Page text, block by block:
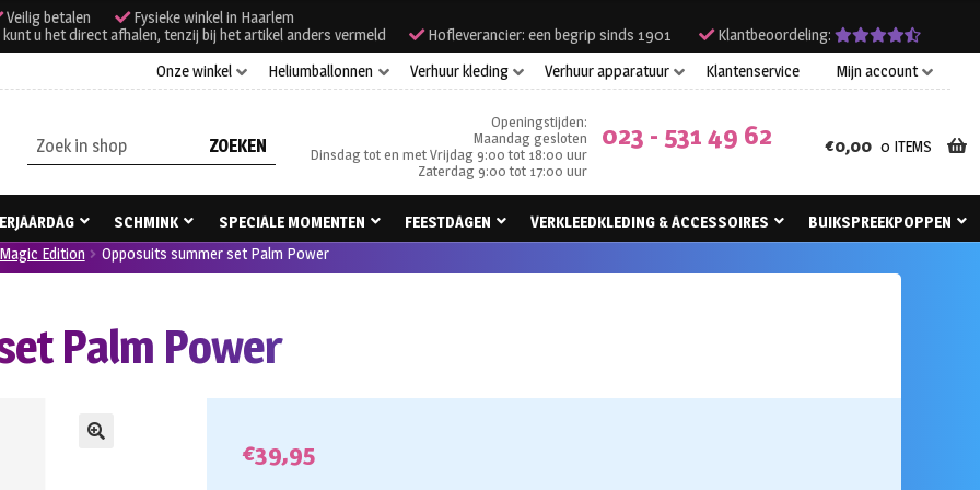
Veilig betalen
Fysieke winkel in Haarlem
u het direct afhalen, tenzij bij het artikel anders vermeld
Hofleverancier: een begrip sinds 1901
Klantbeoordeling:
Onze winkel
Heliumballonnen Verhuur kleding Verhuur apparatuur Klantenservice Mijn account
Zoeken
naar:
Openingstijden:
Maandag gesloten
Dinsdag tot en met Vrijdag 9:00 tot 18:00 uur
Zaterdag 9:00 tot 17:00 uur
023 - 531 49 62 €0,00 0 ITEMS
SCHMINK SPECIALE MOMENTEN FEESTDAGEN VERKLEEDKLEDING & ACCESSOIRES
BUIKSPREEKPOPPEN
Edition Opposuits summer set Palm Power
Palm Power
€39,95